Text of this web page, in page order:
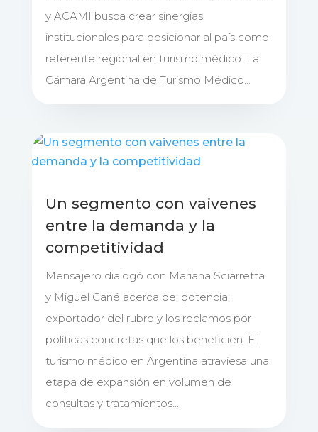
y ACAMI busca crear sinergias
institucionales para posicionar al país como
referente regional en turismo médico. La
Cámara Argentina de Turismo Médico...
Un segmento con vaivenes
entre la demanda y la
competitividad
Mensajero dialogó con Mariana Sciarretta
y Miguel Cané acerca del potencial
exportador del rubro y los reclamos por
políticas concretas que los beneficien. El
turismo médico en Argentina atraviesa una
etapa de expansión en volumen de
consultas y tratamientos...